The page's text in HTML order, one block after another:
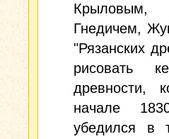
Гнедичем,
"Рязанских
рисовать
древности,
начале
убедился в